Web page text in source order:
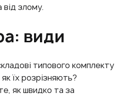
від злому.
види
типового комплекту
їх розрізняють?
як швидко та за